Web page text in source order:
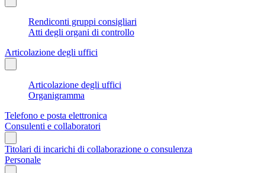
Rendiconti gruppi consigliari
Atti degli organi di controllo
Articolazione degli uffici
Articolazione degli uffici
Organigramma
Telefono e posta elettronica
Consulenti e collaboratori
Titolari di incarichi di collaborazione o consulenza
Personale